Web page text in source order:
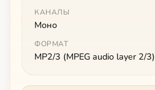
КАНАЛЫ
Моно
ФОРМАТ
MP2/3 (MPEG audio layer 2/3)